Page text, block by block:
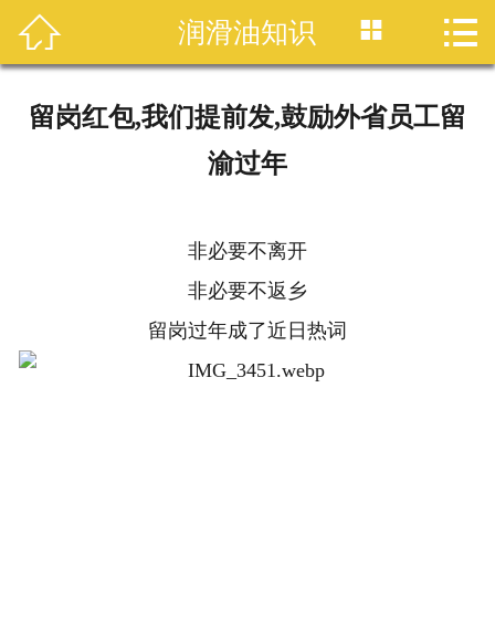
 首页
员工风采
 润滑油知识  
留岗红包,我们提前发,鼓励外省员工留
渝过年
非必要不离开
非必要不返乡
留岗过年成了近日热词